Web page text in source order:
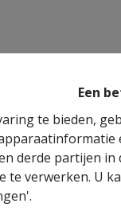
Een
te bieden,
derde partijen
te verwerken. U